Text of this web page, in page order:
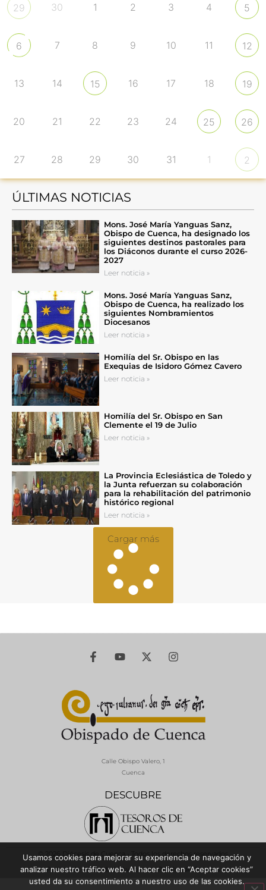
29 30 1 2 3 4 5
6 7 8 9 10 11 12
13 14 15 16 17 18 19
20 21 22 23 24 25 26
27 28 29 30 31 1 2
ÚLTIMAS NOTICIAS
Mons. José María Yanguas Sanz,
Obispo de Cuenca, ha designado los
siguientes destinos pastorales para
los Diáconos durante el curso 2026-
2027
Leer noticia »
Mons. José María Yanguas Sanz,
Obispo de Cuenca, ha realizado los
siguientes Nombramientos
Diocesanos
Leer noticia »
Homilía del Sr. Obispo en las
Exequias de Isidoro Gómez Cavero
Leer noticia »
Homilía del Sr. Obispo en San
Clemente el 19 de Julio
Leer noticia »
La Provincia Eclesiástica de Toledo y
la Junta refuerzan su colaboración
para la rehabilitación del patrimonio
histórico regional
Leer noticia »
Cargar más
DESCUBRE
Calle Obispo Valero, 1
Cuenca
© 2026 Diócesis de Cuenca - Todos los derechos reservados
Política de Privacidad / Aviso LegalPolítica de Cookies
Usamos cookies para mejorar su experiencia de navegación y
analizar nuestro tráfico web. Al hacer clic en “Aceptar cookies”
usted da su consentimiento a nuestro uso de las cookies.